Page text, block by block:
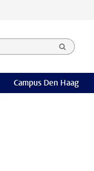
Campus Den Haag